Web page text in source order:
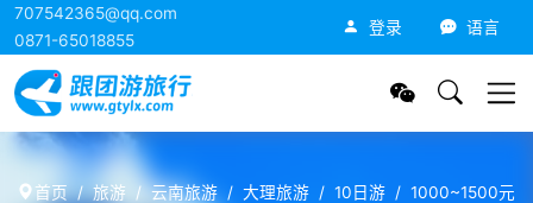
707542365@qq.com
0871-65018855
登录 语言
首页 旅游 云南旅游 大理旅游 10日游
1000~1500元